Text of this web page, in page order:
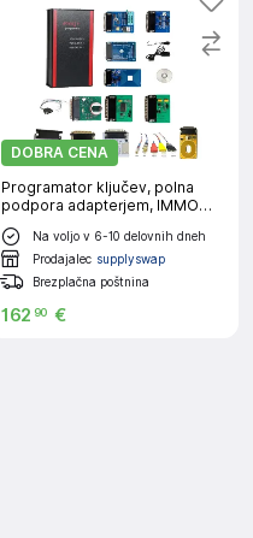
DOBRA CENA
Programator ključev, polna
podpora adapterjem, IMMO
zamenjava prevoženih
kilometrov, Iprog 12 adapterjev
Na voljo v 6-10 delovnih dneh
Prodajalec supplyswap
Brezplačna poštnina
162 90 €